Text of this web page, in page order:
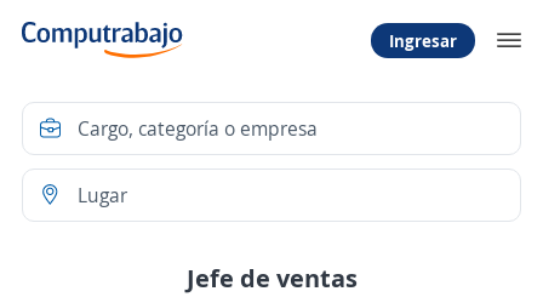
Ingresar
Jefe de ventas